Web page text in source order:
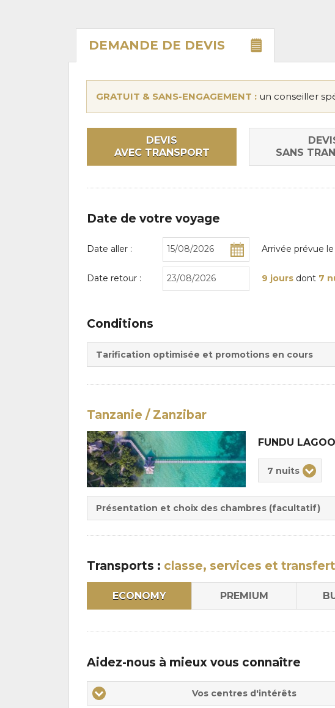
DEMANDE DE DEVIS
GRATUIT & SANS-ENGAGEMENT : un conseiller
DEVIS
AVEC TRANSPORT
SANS
Date de votre voyage
Date aller : Arrivée prévue le
Date retour : 9 jours dont 7
Conditions
Tarification optimisée et promotions en cours
Tanzanie / Zanzibar
FUNDU
pension
:
:
7 nuits
Présentation et choix des chambres (facultatif)
Transports : classe, services et
ECONOMY PREMIUM
Aidez-nous à mieux vous connaître
Vos
centres
Vos centres d'intérêts